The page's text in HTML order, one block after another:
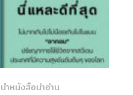
ำหนังสือน่าอ่าน